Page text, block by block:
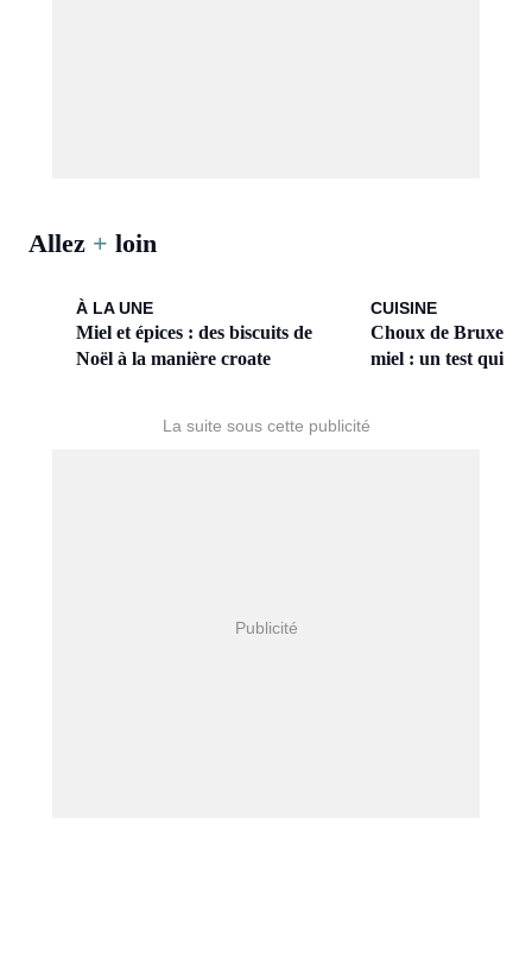
Allez + loin
À LA UNE
Miel et épices : des biscuits de
Noël à la manière croate
CUISINE
Choux de
miel : un test qui